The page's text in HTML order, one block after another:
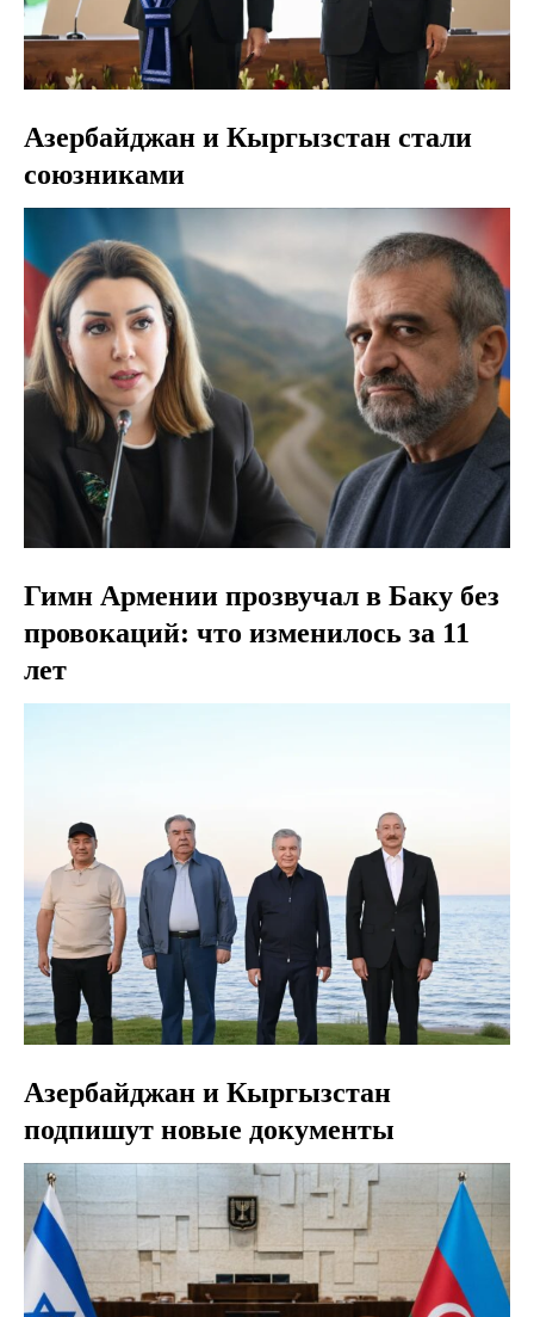
Азербайджан и Кыргызстан стали
союзниками
Гимн Армении прозвучал в Баку без
провокаций: что изменилось за 11
лет
Азербайджан и Кыргызстан
подпишут новые документы